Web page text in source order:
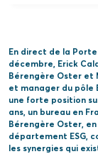
En direct de la Porte
décembre, Erick
Bérengère Oster et
et manager du pôle
une forte position
ans, un bureau en
Bérengère Oster,
département ESG,
les synergies qui